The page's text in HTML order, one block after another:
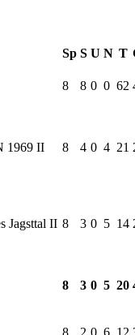
Sp S U N T
8 8 0 0 62
1969 II 8 4 0 4 21
Jagsttal II 8 3 0 5 14
8 3 0 5 20
8 2 0 6 12